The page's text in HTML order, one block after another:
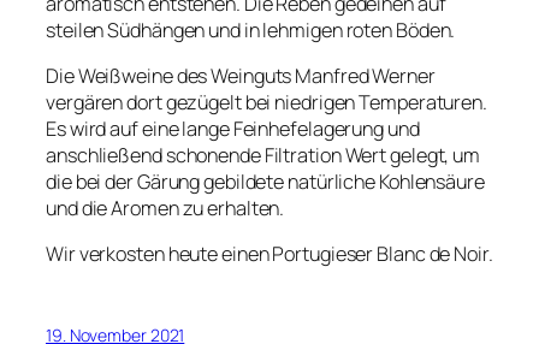
steilen Südhängen und in lehmigen roten Böden.
Die Weißweine des Weinguts Manfred Werner
vergären dort gezügelt bei niedrigen Temperaturen.
Es wird auf eine lange Feinhefelagerung und
anschließend schonende Filtration Wert gelegt, um
die bei der Gärung gebildete natürliche Kohlensäure
und die Aromen zu erhalten.
Wir verkosten heute einen Portugieser Blanc de Noir.
19. November 2021